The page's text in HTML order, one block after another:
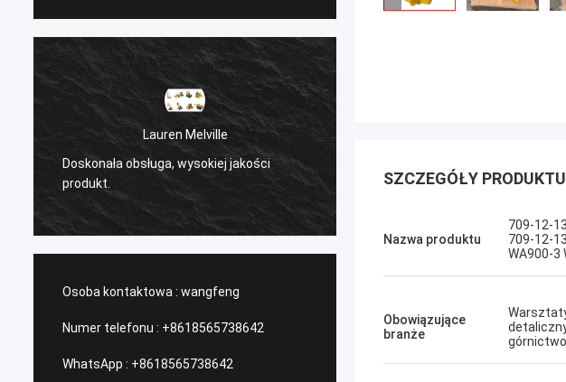
Lauren Melville
Doskonała obsługa, wysokiej jakości
produkt.
/Serwis zarządzający, szybki ruch.
Osoba kontaktowa : wangfeng
Numer telefonu : +8618565738642
WhatsApp : +8618565738642
SZCZEGÓŁY PRODUKTU
Nazwa produktu
709-12-
709-12-
WA900-3
Obowiązujące
branże
górnictwo